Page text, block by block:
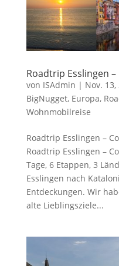
Roadtrip Esslingen
von ISAdmin | Nov. 13,
BigNugget, Europa,
Wohnmobilreise
Roadtrip Esslingen –
Roadtrip Esslingen –
Tage, 6 Etappen, 3
Esslingen nach
Entdeckungen. Wir
alte Lieblingsziele...